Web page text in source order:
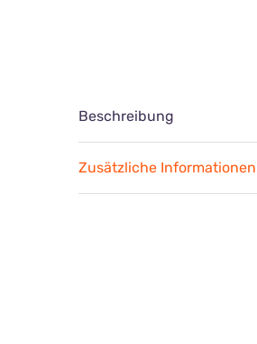
Beschreibung
Zusätzliche Informationen